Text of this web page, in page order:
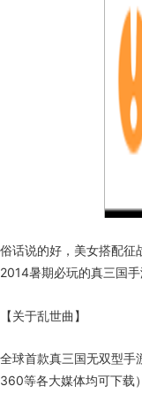
俗话说的好，美女搭配征
2014暑期必玩的真三国
【关于乱世曲】
全球首款真三国无双型手
360等各大媒体均可下载